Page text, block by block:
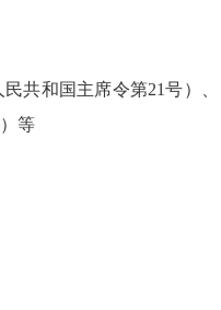
和国主席令第21号）、
等